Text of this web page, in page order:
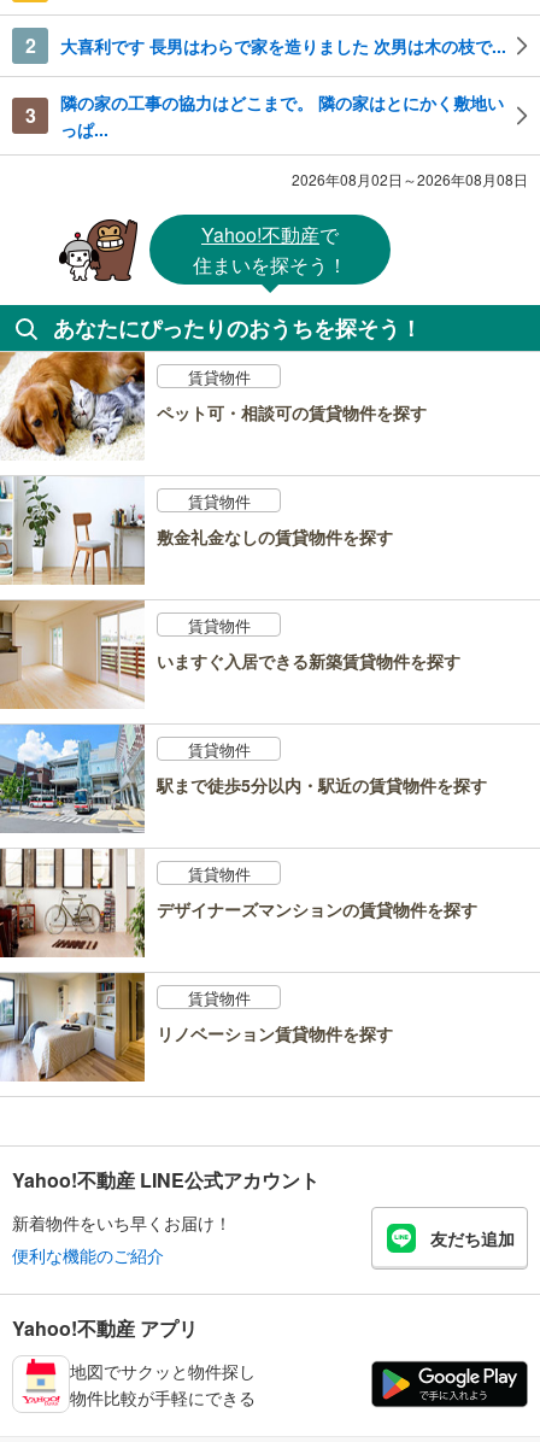
2 大喜利です 長男はわらで家を造りました 次男は木の枝で...
3
隣の家の工事の協力はどこまで。 隣の家はとにかく敷地い
っぱ...
2026年08月02日～2026年08月08日
Yahoo!不動産で
住まいを探そう！
あなたにぴったりのおうちを探そう！
賃貸物件
ペット可・相談可の賃貸物件を探す
賃貸物件
敷金礼金なしの賃貸物件を探す
賃貸物件
いますぐ入居できる新築賃貸物件を探す
賃貸物件
駅まで徒歩5分以内・駅近の賃貸物件を探す
賃貸物件
デザイナーズマンションの賃貸物件を探す
賃貸物件
リノベーション賃貸物件を探す
Yahoo!不動産 LINE公式アカウント
新着物件をいち早くお届け！
便利な機能のご紹介
友だち追加
Yahoo!不動産 アプリ
地図でサクッと物件探し
物件比較が手軽にできる